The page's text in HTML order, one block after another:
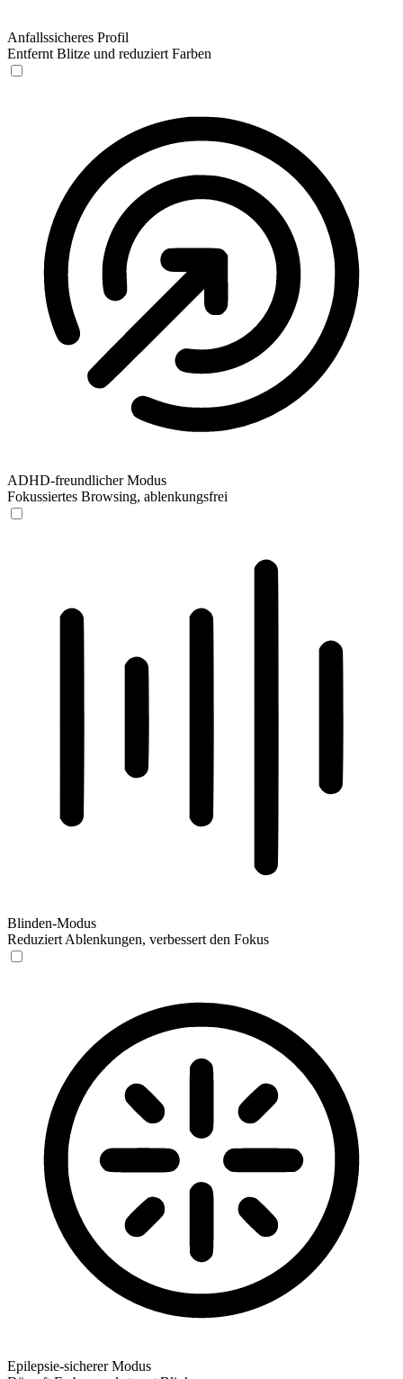
Anfallssicheres Profil
Entfernt Blitze und reduziert Farben
ADHD-freundlicher Modus
Fokussiertes Browsing, ablenkungsfrei
Blinden-Modus
Reduziert Ablenkungen, verbessert den Fokus
Epilepsie-sicherer Modus